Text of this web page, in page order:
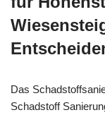
Das
Schadstoff